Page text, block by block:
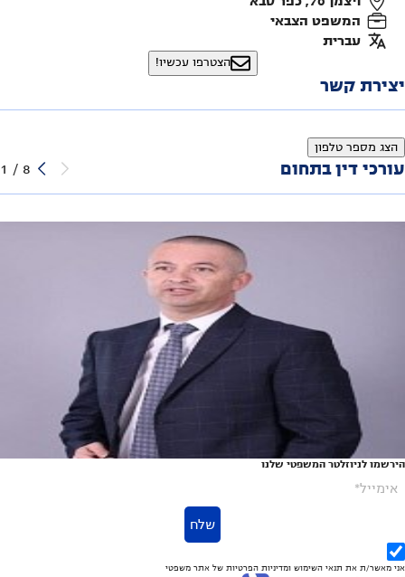
המשפט הצבאי
עברית
הצטרפו עכשיו!
יצירת קשר
הצג מספר טלפון
עורכי דין בתחום 8
/
1
משרד עורכי דין, ד"ר נואף עזאם
הירשמו לניוזלטר המשפטי שלנו
אימייל*
שלח
אני מאשר/ת את תנאי השימוש ומדיניות הפרטיות של אתר משפטי